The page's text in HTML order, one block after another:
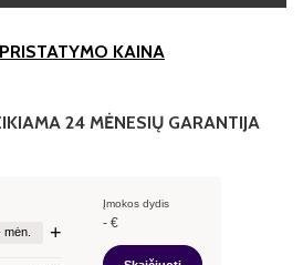
PRISTATYMO KAINA
24 MĖNESIŲ GARANTIJA